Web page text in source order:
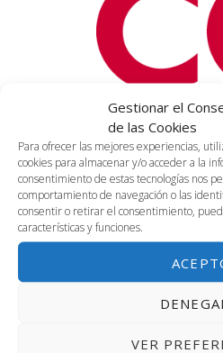
Gestionar el
de las Cookies
Para ofrecer las mejores experiencias,
cookies para almacenar y/o acceder a la
consentimiento de estas tecnologías nos
comportamiento de navegación o las
consentir o retirar el consentimiento,
características y funciones.
VER
SA+CW. CGI Annual
19 octubre, 2023 @ 2:00 pm-
Salón de Actos + Coworking